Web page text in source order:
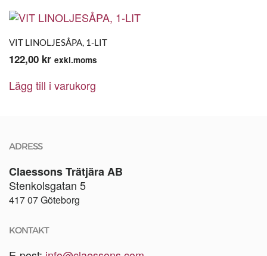
VIT LINOLJESÅPA, 1-LIT
122,00 kr exkl.moms
Lägg till i varukorg
ADRESS
Claessons Trätjära AB
Stenkolsgatan 5
417 07 Göteborg
KONTAKT